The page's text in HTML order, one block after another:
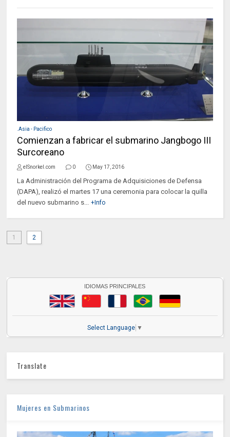
.Asia - Pacifico
Comienzan a fabricar el submarino Jangbogo III
Surcoreano
elSnorkel.com 0 May 17, 2016
La Administración del Programa de Adquisiciones de Defensa
(DAPA), realizó el martes 17 una ceremonia para colocar la quilla
del nuevo submarino s... +Info
1 2
IDIOMAS PRINCIPALES
Select Language ▼
Translate
Mujeres en Submarinos